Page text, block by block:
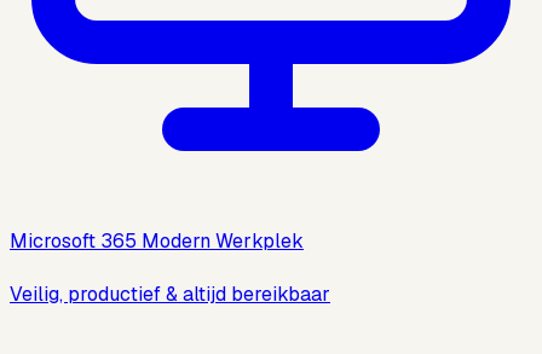
Microsoft 365 Modern Werkplek
Veilig, productief & altijd bereikbaar